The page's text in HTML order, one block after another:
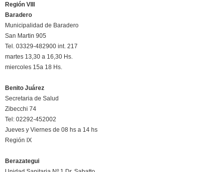
Región VIII
Baradero
Municipalidad de Baradero
San Martin 905
Tel. 03329-482900 int. 217
martes 13,30 a 16,30 Hs.
miercoles 15a 18 Hs.
Benito Juárez
Secretaria de Salud
Zibecchi 74
Tel: 02292-452002
Jueves y Viernes de 08 hs a 14 hs
Región IX
Berazategui